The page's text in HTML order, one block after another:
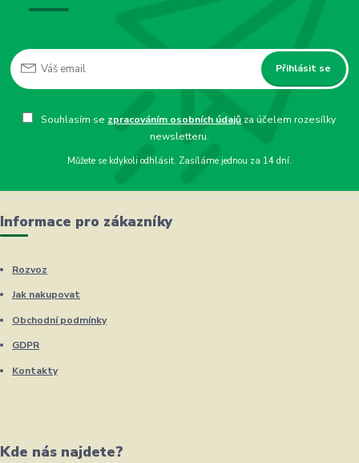
Přihlásit se
Souhlasím se zpracováním osobních údajů za účelem rozesílky
newsletteru.
Můžete se kdykoli odhlásit. Zasíláme jednou za 14 dní.
Informace pro zákazníky
Rozvoz
Jak nakupovat
Obchodní podmínky
GDPR
Kontakty
Kde nás najdete?